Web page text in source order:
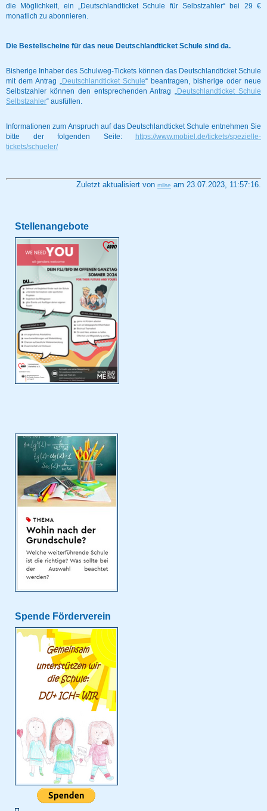
die Möglichkeit, ein „Deutschlandticket Schule für Selbstzahler“ bei 29 €
monatlich zu abonnieren.
Die Bestellscheine für das neue Deutschlandticket Schule sind da.
Bisherige Inhaber des Schulweg-Tickets können das Deutschlandticket Schule
mit dem Antrag „
Deutschlandticket Schule“ beantragen, bisherige oder neue
Selbstzahler können den entsprechenden Antrag „
Deutschlandticket Schule
Selbstzahler“ ausfüllen.
Informationen zum Anspruch auf das Deutschlandticket Schule entnehmen Sie
bitte der folgenden Seite:
https://www.mobiel.de/tickets/spezielle-
tickets/schueler/
Zuletzt aktualisiert von milse am 23.07.2023, 11:57:16.
Stellenangebote
Spende Förderverein